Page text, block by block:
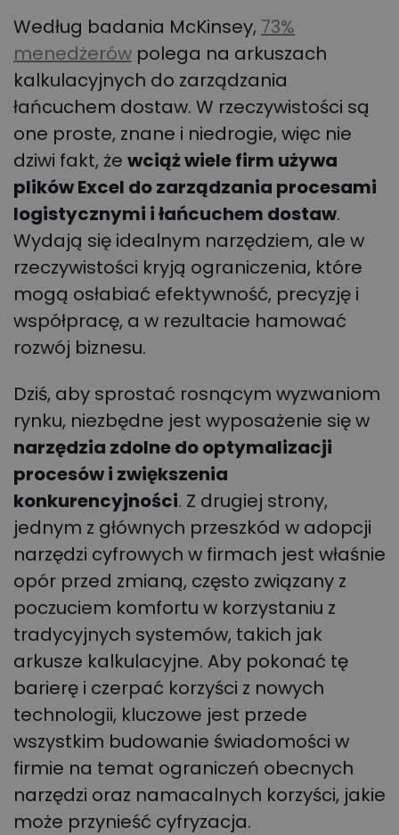
Według badania McKinsey, 73%
menedżerów polega na arkuszach
kalkulacyjnych do zarządzania
łańcuchem dostaw. W rzeczywistości są
one proste, znane i niedrogie, więc nie
dziwi fakt, że wciąż wiele firm używa
plików Excel do zarządzania procesami
logistycznymi i łańcuchem dostaw.
Wydają się idealnym narzędziem, ale w
rzeczywistości kryją ograniczenia, które
mogą osłabiać efektywność, precyzję i
współpracę, a w rezultacie hamować
rozwój biznesu.
Dziś, aby sprostać rosnącym wyzwaniom
rynku, niezbędne jest wyposażenie się w
narzędzia zdolne do optymalizacji
procesów i zwiększenia
konkurencyjności. Z drugiej strony,
jednym z głównych przeszkód w adopcji
narzędzi cyfrowych w firmach jest właśnie
opór przed zmianą, często związany z
poczuciem komfortu w korzystaniu z
tradycyjnych systemów, takich jak
arkusze kalkulacyjne. Aby pokonać tę
barierę i czerpać korzyści z nowych
technologii, kluczowe jest przede
wszystkim budowanie świadomości w
firmie na temat ograniczeń obecnych
narzędzi oraz namacalnych korzyści, jakie
może przynieść cyfryzacja.